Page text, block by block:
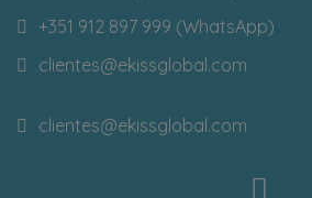
+351 912 897 999 (WhatsApp)
clientes@ekissglobal.com
clientes@ekissglobal.com